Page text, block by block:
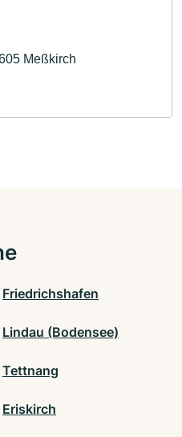
Meßkirch
Friedrichshafen
Lindau (Bodensee)
Tettnang
Eriskirch